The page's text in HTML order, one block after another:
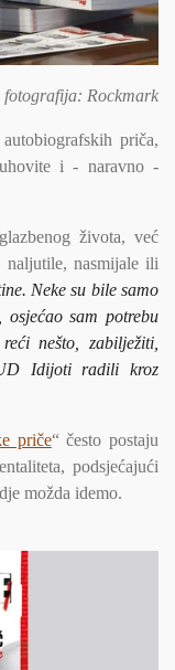
fotografija: Rockmark
priča,
i - naravno -
života, već
naljutile, nasmijale ili
Neke su bile samo
sam potrebu
nešto, zabilježiti,
Idijoti radili kroz
priče“ često postaju
podsjećajući
možda idemo.